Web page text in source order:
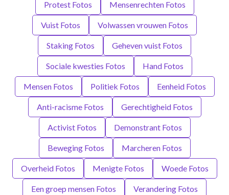
Protest Fotos Mensenrechten Fotos
Vuist Fotos Volwassen vrouwen Fotos
Staking Fotos Geheven vuist Fotos
Sociale kwesties Fotos Hand Fotos
Mensen Fotos Politiek Fotos Eenheid Fotos
Anti-racisme Fotos Gerechtigheid Fotos
Activist Fotos Demonstrant Fotos
Beweging Fotos Marcheren Fotos
Overheid Fotos Menigte Fotos Woede Fotos
Een groep mensen Fotos Verandering Fotos